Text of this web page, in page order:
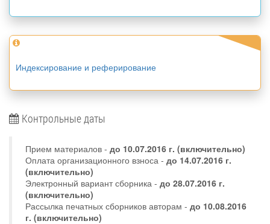
Индексирование и реферирование
Контрольные даты
Прием материалов - до 10.07.2016 г. (включительно)
Оплата организационного взноса - до 14.07.2016 г.
(включительно)
Электронный вариант сборника - до 28.07.2016 г.
(включительно)
Рассылка печатных сборников авторам - до 10.08.2016
г. (включительно)